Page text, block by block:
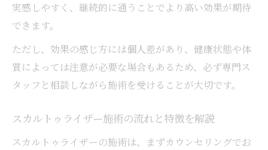
実感しやすく、継続的に通うことでより高い効果が期待
できます。
ただし、効果の感じ方には個人差があり、健康状態や体
質によっては注意が必要な場合もあるため、必ず専門ス
タッフと相談しながら施術を受けることが大切です。
スカルトゥライザー施術の流れと特徴を解説
スカルトゥライザーの施術は、まずカウンセリングでお